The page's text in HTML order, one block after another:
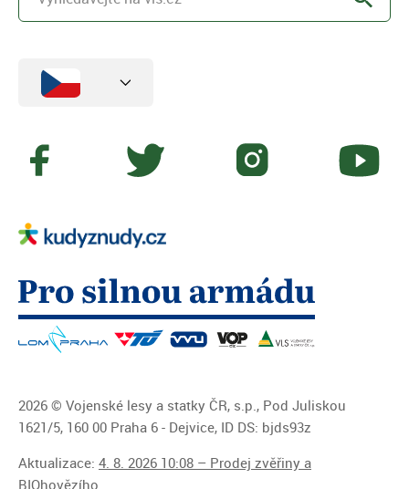
2026 © Vojenské lesy a statky ČR, s.p., Pod Juliskou
1621/5, 160 00 Praha 6 - Dejvice, ID DS: bjds93z
Aktualizace: 4. 8. 2026 10:08 – Prodej zvěřiny a
BIOhovězího